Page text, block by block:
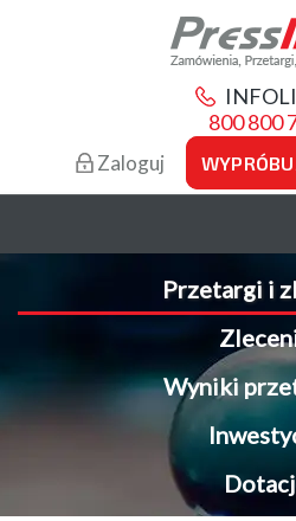
800 800
Zaloguj
Przetargi i
Wyniki